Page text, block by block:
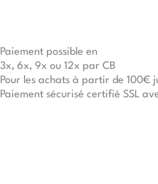
Paiement possible en
3x, 6x, 9x ou 12x par CB
Pour les achats à partir de 100€
Paiement sécurisé certifié SSL